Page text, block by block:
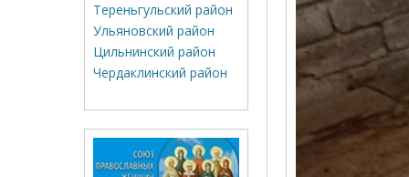
Тереньгульский район
Ульяновский район
Цильнинский район
Чердаклинский район